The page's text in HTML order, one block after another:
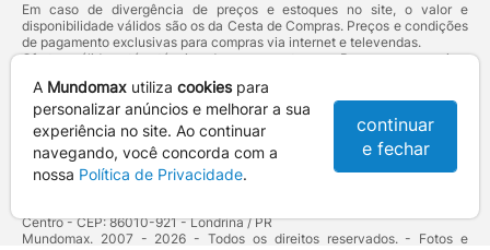
Em caso de divergência de preços e estoques no site, o valor e
disponibilidade válidos são os da Cesta de Compras. Preços e condições
de pagamento exclusivas para compras via internet e televendas.
Ofertas válidas até o término de nossos estoques. Para compras acima
deVenda Corporativa.
Os preços apresentados no site prevalecem sobre outros anunciados em
qualquer outro meio de comunicação ou sites de buscas. Código de
Defesa do Consumidor:Lei nº 8.078.
Vendas sujeitas à confirmação de dados e análises de crédito e risco.
Centro - CEP: 86010-921 - Londrina / PR
Mundomax. 2007 - 2026 - Todos os direitos reservados. - Fotos e
A Mundomax utiliza cookiespara
personalizar anúncios e melhorar a sua
experiência no site. Ao continuar
navegando, você concorda com a
nossa Política de Privacidade.
continuar
e fechar